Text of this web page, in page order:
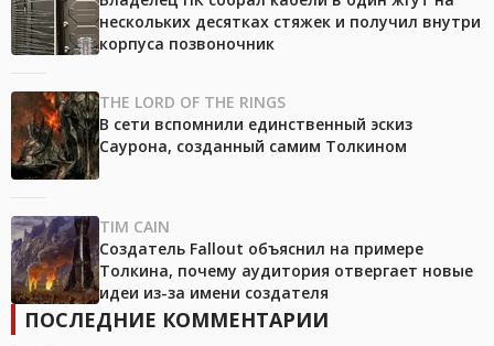
нескольких десятках стяжек и получил внутри
корпуса позвоночник
THE LORD OF THE RINGS
В сети вспомнили единственный эскиз
Саурона, созданный самим Толкином
TIM CAIN
Создатель Fallout объяснил на примере
Толкина, почему аудитория отвергает новые
идеи из-за имени создателя
ПОСЛЕДНИЕ КОММЕНТАРИИ